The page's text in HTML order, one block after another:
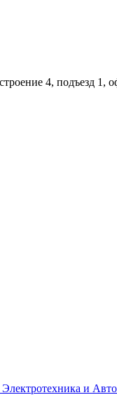
4, подъезд 1,
Электротехника и